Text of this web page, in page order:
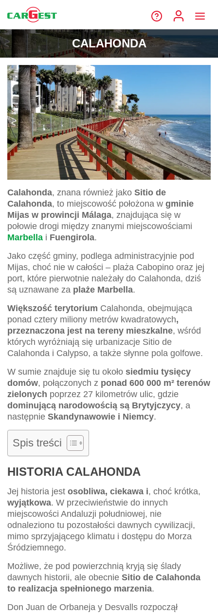
CALAHONDA
Calahonda, znana również jako Sitio de
Calahonda, to miejscowość położona w gminie
Mijas w prowincji Málaga, znajdująca się w
połowie drogi między znanymi miejscowościami
Marbella i Fuengirola.
Jako część gminy, podlega administracyjnie pod
Mijas, choć nie w całości – plaża Cabopino oraz jej
port, które pierwotnie należały do Calahonda, dziś
są uznawane za plaże Marbella.
Większość terytorium Calahonda, obejmująca
ponad cztery miliony metrów kwadratowych,
przeznaczona jest na tereny mieszkalne, wśród
których wyróżniają się urbanizacje Sitio de
Calahonda i Calypso, a także słynne pola golfowe.
W sumie znajduje się tu około siedmiu tysięcy
domów, połączonych z ponad 600 000 m² terenów
zielonych poprzez 27 kilometrów ulic, gdzie
dominującą narodowością są Brytyjczycy, a
następnie Skandynawowie i Niemcy.
Spis treści
HISTORIA CALAHONDA
Jej historia jest osobliwa, ciekawa i, choć krótka,
wyjątkowa. W przeciwieństwie do innych
miejscowości Andaluzji południowej, nie
odnaleziono tu pozostałości dawnych cywilizacji,
mimo sprzyjającego klimatu i dostępu do Morza
Śródziemnego.
Możliwe, że pod powierzchnią kryją się ślady
dawnych historii, ale obecnie Sitio de Calahonda
to realizacja spełnionego marzenia.
Don Juan de Orbaneja y Desvalls rozpoczął